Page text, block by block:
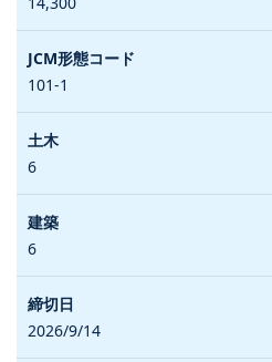
101-1
6
6
2026/9/14